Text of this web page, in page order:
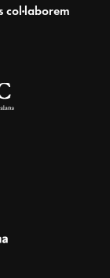
col·laborem